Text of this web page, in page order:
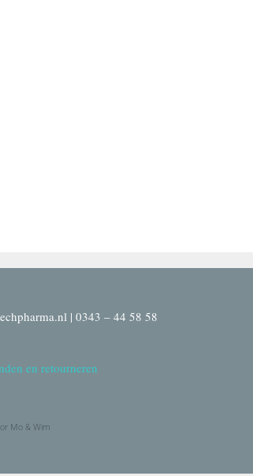
| 0343 – 44 58 58
en retourneren
Mo & Wim